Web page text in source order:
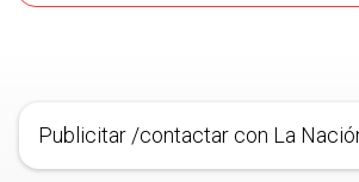
Publicitar /contactar con La